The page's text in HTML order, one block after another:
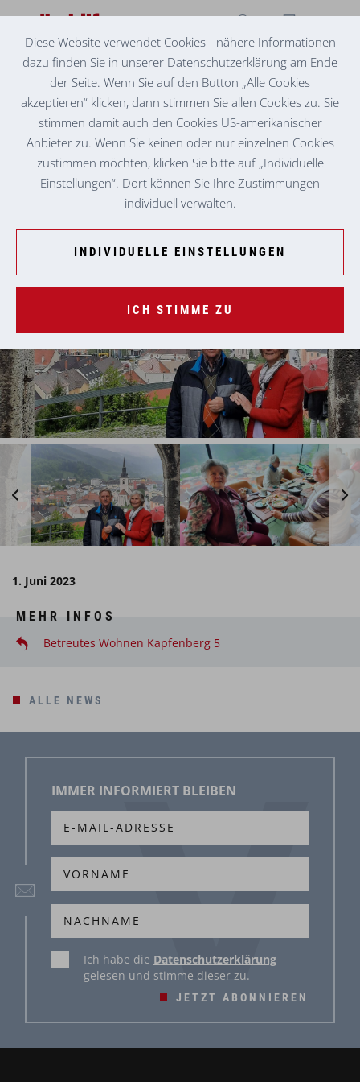
BETREUTES WOHNEN KAPFENBERG 5
AB AUF DEN SCHLOSSBERG!
Die Bewohner:innen des Betreuten Wohnens Kapfenberg
Riverside ließen sich vom Schlechtwetter nicht abschrecken
und unternahmen einen spannenden Ausflug auf den
Brucker Schlossberg. Bei guter Jause und Musik konnten sie
trotz des Regens den fantastischen Ausblick genießen.
1. Juni 2023
MEHR INFOS
Betreutes Wohnen Kapfenberg 5
ALLE NEWS
IMMER INFORMIERT BLEIBEN
JETZT ABONNIEREN
Ich habe die Datenschutzerklärung
gelesen und stimme dieser zu.
Diese Website verwendet Cookies - nähere Informationen
dazu finden Sie in unserer Datenschutzerklärung am Ende
der Seite. Wenn Sie auf den Button „Alle Cookies
akzeptieren“ klicken, dann stimmen Sie allen Cookies zu. Sie
stimmen damit auch den Cookies US-amerikanischer
Anbieter zu. Wenn Sie keinen oder nur einzelnen Cookies
zustimmen möchten, klicken Sie bitte auf „Individuelle
Einstellungen“. Dort können Sie Ihre Zustimmungen
individuell verwalten.
INDIVIDUELLE EINSTELLUNGEN
ICH STIMME ZU